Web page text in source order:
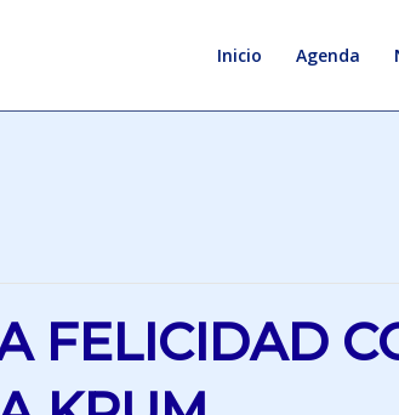
Inicio Agenda
FELICIDAD